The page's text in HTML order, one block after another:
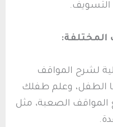
التسويف.
لشرح المواقف
الطفل، وعلم طفلك
المواقف الصعبة، مثل